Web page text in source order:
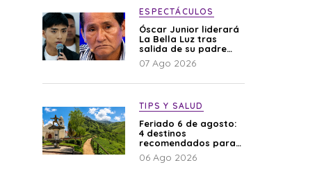
ESPECTÁCULOS
Óscar Junior liderará
La Bella Luz tras
salida de su padre
por polémica con
Naldy Saldaña
07 Ago 2026
TIPS Y SALUD
Feriado 6 de agosto:
4 destinos
recomendados para
disfrutar el descanso
06 Ago 2026